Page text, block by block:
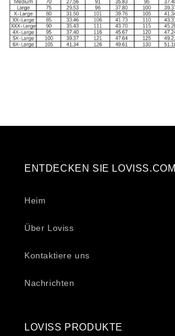
ENTDECKEN SIE LOVISS.COM
Heim
Über Loviss
Kontaktiere uns
Nachrichten
LOVISS PRODUKTE